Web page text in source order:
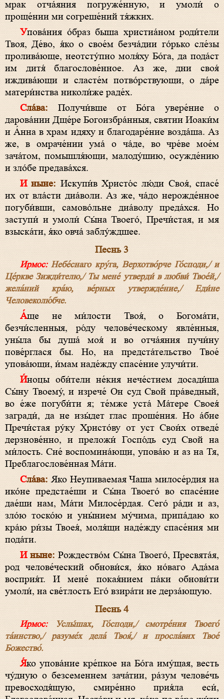
мрак отча́яния погруже́нную, и умоли́ о
проще́нии ми согреше́ний тя́жких.
Упова́ния о́браз быша христиа́ном роди́тели
Твоя, Де́во, я́ко о свое́м безча́дии го́рько сле́зы
пролива́юще, неотсту́пно моля́ху Бо́га, да пода́ст
им дитя́ благослове́нное. Аз же, дни своя́
иждива́ющи и сласте́м потво́рствующи, о да́ре
матери́нства николи́же раде́х.
Сла́ва:Получи́вше от Бо́га увере́ние о
дарова́нии Дще́ре Богоизбра́нныя, святии Иоаки́м
и А́нна в храм идяху и благодаре́ние возда́ша. Аз
же, в омраче́нии ума́ о ча́де, во чре́ве мое́м
зача́том, помышля́ющи, малоду́шию, осужде́нию
и зло́бе предава́хся.
И ныне:Искупи́в Христо́с лю́ди Своя́, спасе́
их от вла́сти диа́воли. Аз же, ча́до нерожде́нное
погуби́вши, самово́льне диа́волу преда́хся. Но
заступи́ и умоли́ Сы́на Твоего́, Пречи́стая, и мя
взыска́ти, я́ко овча́ заблу́ждшее.
Песнь 3
Ирмос:Небе́снаго кру́га, Верхотво́рче Го́споди,/ и
Це́ркве Зижди́телю,/ Ты мене́ утверди́ в любви́ Твое́й,/
жела́ний кра́ю, ве́рных утвержде́ние,/ Еди́не
Человеколю́бче.
А́ще не ми́лости Твоя́, о Богома́ти,
безчи́сленныя, ро́ду челове́ческому явле́нныя,
уны́ла бы душа́ моя́ и во отча́яния пучи́ну
пове́рглася бы. Но, на предста́тельство Твое́
упова́ющи, и́мам наде́жду спасе́ние улучи́ти.
И́ноцы оби́тели не́кия нече́стием досади́ша
Сы́ну Твоему́, и изрече́ Он суд Свой пра́ведный,
во е́же погуби́ти я; те́мже уста́ Ма́тере Своея́
загради́, да не изы́дет глас проше́ния. Но а́бие
Пречи́стая ру́ку Христо́ву от уст Свои́х отведе́
дерзнове́нно, и преложи́ Госпо́дь суд Свой на
ми́лость. Сие́ воспомина́ющи, упова́ю и аз на Тя,
Преблагослове́нная Ма́ти.
Сла́ва:Яко Неупиваемая Чаша милосе́рдия на
ико́не предстае́ши и Сы́на Твоего́ во спасе́ние
дае́ши нам, Ма́ти Милосе́рдая. Сего́ ра́ди и аз,
зло́ю тоско́ю и уны́нием му́чима, припа́даю ко
кра́ю ри́зы Твоея́, моля́щи наде́жду спасе́ния ми
пода́ти.
И ныне: Рождество́м Сы́на Твоего́, Пресвята́я,
род челове́ческий обнови́ся, я́ко но́ваго Ада́ма
восприя́т. И мене́ покая́нием па́ки обнови́ти
умоли́, на све́тлость Его́ взира́ти не дерза́ющую.
Песнь 4
Ирмос:Услы́шах, Го́споди,/ смотре́ния Твоего́
та́инство,/ разуме́х дела́ Твоя́,/ и просла́вих Твое́
Божество́.
Я́ко упова́ние кре́пкое на Бо́га иму́щая, весть
чу́дную о безсеменнем зача́тии, ра́зум челове́чь
превосходя́щую, смире́нно прия́ла еси́,